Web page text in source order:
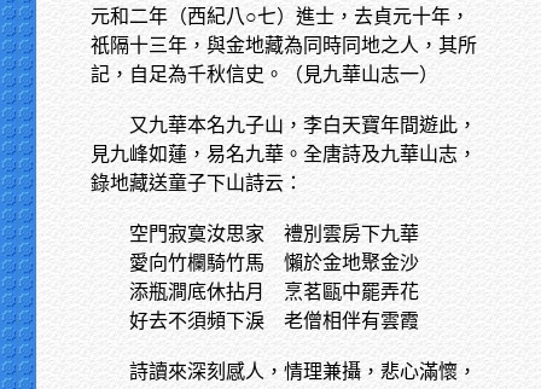
元和二年（西紀八○七）進士，去貞元十年，
祇隔十三年，與金地藏為同時同地之人，其所
記，自足為千秋信史。（見九華山志一）
又九華本名九子山，李白天寶年間遊此，
見九峰如蓮，易名九華。全唐詩及九華山志，
錄地藏送童子下山詩云：
空門寂寞汝思家
禮別雲房下九華
愛向竹欄騎竹馬
懶於金地聚金沙
添瓶澗底休拈月
烹茗甌中罷弄花
好去不須頻下淚
老僧相伴有雲霞
詩讀來深刻感人，情理兼攝，悲心滿懷，